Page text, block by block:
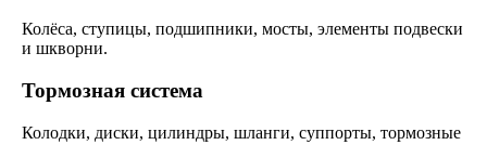
Колёса, ступицы, подшипники, мосты, элементы подвески
и шкворни.
Тормозная система
Колодки, диски, цилиндры, шланги, суппорты, тормозные